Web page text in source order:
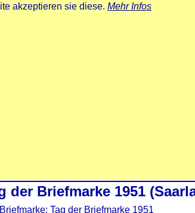
akzeptieren sie diese. Mehr Infos
der Briefmarke 1951